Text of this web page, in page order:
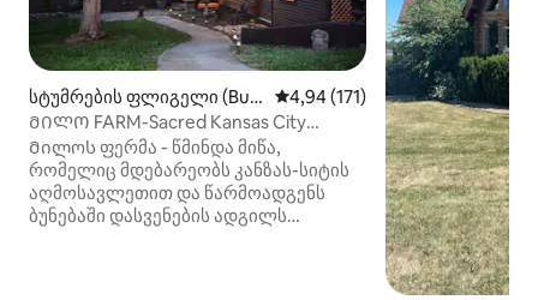
სტუმრების ფლიგელი (Buc
kner)
საშუალო შეფასებაა 5‑დან
4,94 (171)
ᲛᲘᲚᲝ FARM-Sacred Kansas City
Retreat
Მილოს ფერმა - წმინდა მიწა,
რომელიც მდებარეობს კანზას-სიტის
აღმოსავლეთით და წარმოადგენს
ბუნებაში დასვენების ადგილს